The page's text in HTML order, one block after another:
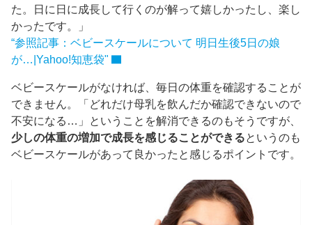
た。日に日に成長して行くのが解って嬉しかったし、楽し
かったです。」
“参照記事：ベビースケールについて 明日生後5日の娘
が…|Yahoo!知恵袋"
ベビースケールがなければ、毎日の体重を確認することが
できません。「どれだけ母乳を飲んだか確認できないので
不安になる…」ということを解消できるのもそうですが、
少しの体重の増加で成長を感じることができるというのも
ベビースケールがあって良かったと感じるポイントです。